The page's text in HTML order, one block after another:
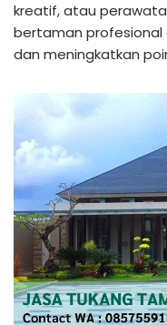
kreatif, atau
bertaman
dan meningkatkan